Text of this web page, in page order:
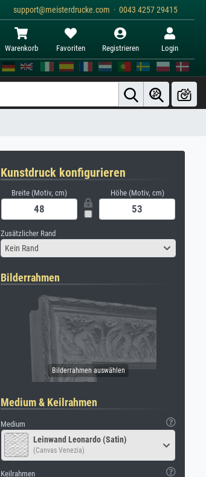
support@meisterdrucke.com · 0043 4257 29415
Warenkorb Favoriten Registrieren Login
Kunstdruck konfigurieren
Breite (Motiv, cm) Höhe (Motiv, cm)
Zusätzlicher Rand
Kein Rand
Bilderrahmen
Medium & Keilrahmen
Medium
Leinwand Leonardo (Satin)
(Canvas Venezia)
Keilrahmen